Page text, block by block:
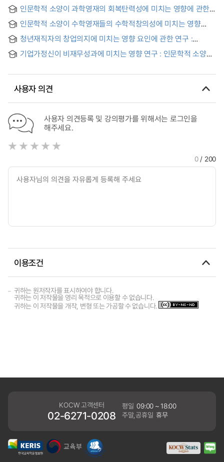
인문학적 소양이 과학영재의 회복탄력성에 미치는 영향에 관한
인문학적 소양이 수학영재들의 수학적창의성에 미치는 영향
청년재직자의 창업의지에 미치는 영향 요인에 관한 연구 :
Factors Affecting Entrepreneurial Intention of Young
Humanities Literacy
기업가정신이 비재무성과에 미치는 영향 연구 : 인문학적 소양의
사용자 의견
사용자 의견등록 및 강의평가를 위해서는 로그인을
해주세요.
0/ 200
이용조건
귀하는 원저작자를 표시하여야 합니다.
귀하는 이 저작물을 영리 목적으로 이용할 수 없습니다.
귀하는 이 저작물을 개작, 변형 또는 가공할 수 없습니다.
KOCW 고객센터
02-6271-0208
평일 09:00 ~ 18:00
주말,공휴일 휴무